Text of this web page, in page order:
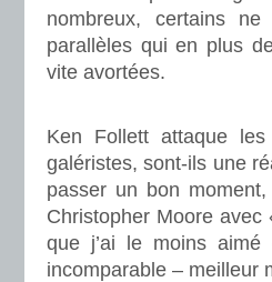
nombreux, certains
parallèles qui en plus
vite avortées.
Ken Follett attaque
galéristes, sont-ils une
passer un bon
Christopher Moore avec
que j’ai le moins aimé
incomparable – meilleur